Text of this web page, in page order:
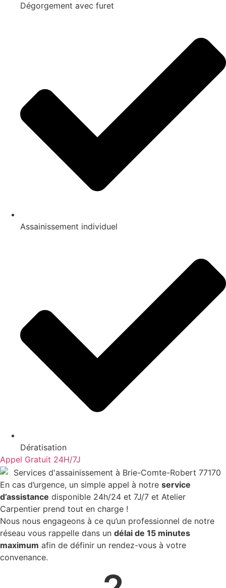
Dégorgement avec furet
Assainissement individuel
Dératisation
Appel Gratuit 24H/7J
En cas d’urgence, un simple appel à notre service
d’assistance disponible 24h/24 et 7J/7 et Atelier
Carpentier prend tout en charge !
Nous nous engageons à ce qu’un professionnel de notre
réseau vous rappelle dans un délai de 15 minutes
maximum afin de définir un rendez-vous à votre
convenance.